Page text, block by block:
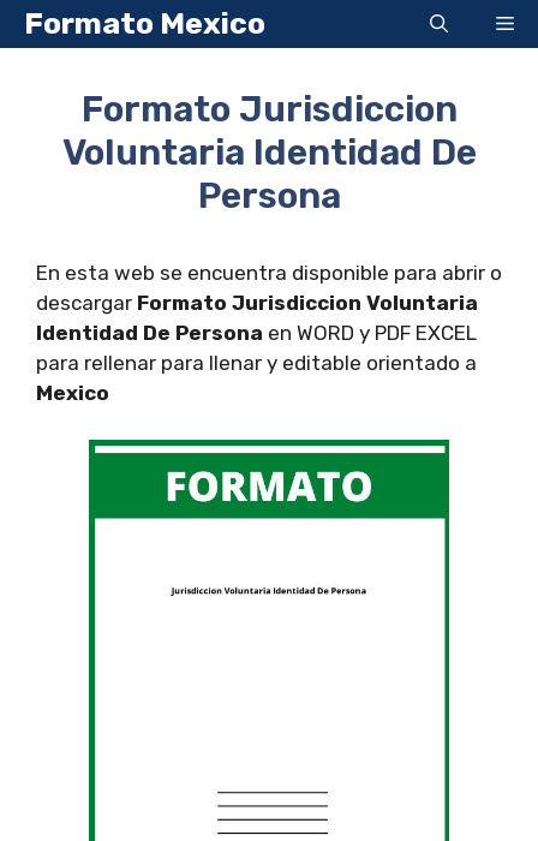
Saltar
al
Formato Mexico
Formato Jurisdiccion
Voluntaria Identidad De
Persona
En esta web se encuentra disponible para abrir o
descargar Formato Jurisdiccion Voluntaria
Identidad De Persona en WORD y PDF EXCEL
para rellenar para llenar y editable orientado a
Mexico